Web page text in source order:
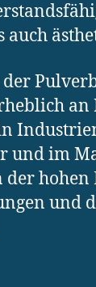
an
und im
hohen
und